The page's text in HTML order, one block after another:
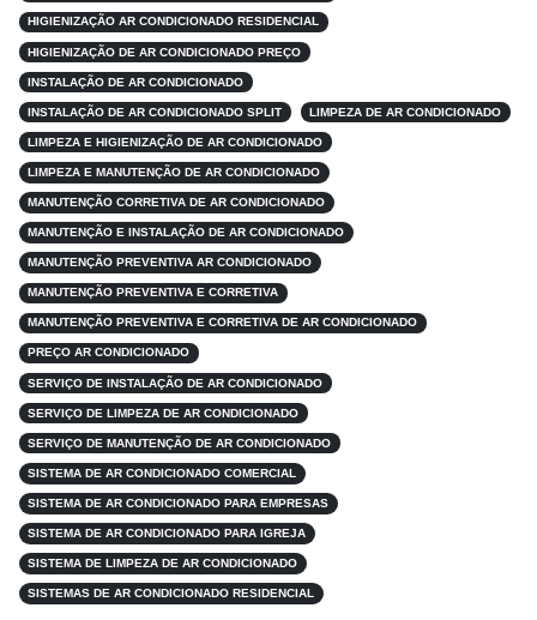
HIGIENIZAÇÃO AR CONDICIONADO RESIDENCIAL
HIGIENIZAÇÃO DE AR CONDICIONADO PREÇO
INSTALAÇÃO DE AR CONDICIONADO
INSTALAÇÃO DE AR CONDICIONADO SPLIT LIMPEZA DE AR CONDICIONADO
LIMPEZA E HIGIENIZAÇÃO DE AR CONDICIONADO
LIMPEZA E MANUTENÇÃO DE AR CONDICIONADO
MANUTENÇÃO CORRETIVA DE AR CONDICIONADO
MANUTENÇÃO E INSTALAÇÃO DE AR CONDICIONADO
MANUTENÇÃO PREVENTIVA AR CONDICIONADO
MANUTENÇÃO PREVENTIVA E CORRETIVA
MANUTENÇÃO PREVENTIVA E CORRETIVA DE AR CONDICIONADO
PREÇO AR CONDICIONADO
SERVIÇO DE INSTALAÇÃO DE AR CONDICIONADO
SERVIÇO DE LIMPEZA DE AR CONDICIONADO
SERVIÇO DE MANUTENÇÃO DE AR CONDICIONADO
SISTEMA DE AR CONDICIONADO COMERCIAL
SISTEMA DE AR CONDICIONADO PARA EMPRESAS
SISTEMA DE AR CONDICIONADO PARA IGREJA
SISTEMA DE LIMPEZA DE AR CONDICIONADO
SISTEMAS DE AR CONDICIONADO RESIDENCIAL